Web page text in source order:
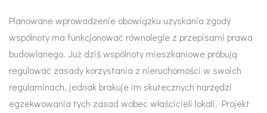
Planowane wprowadzenie obowiązku uzyskania zgody
wspólnoty ma funkcjonować równolegle z przepisami prawa
budowlanego. Już dziś wspólnoty mieszkaniowe próbują
regulować zasady korzystania z nieruchomości w swoich
regulaminach, jednak brakuje im skutecznych narzędzi
egzekwowania tych zasad wobec właścicieli lokali. Projekt